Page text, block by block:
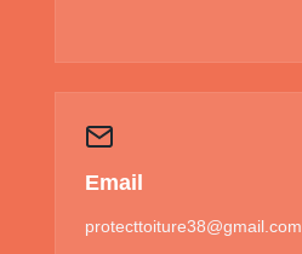
Email
protecttoiture38@gmail.com